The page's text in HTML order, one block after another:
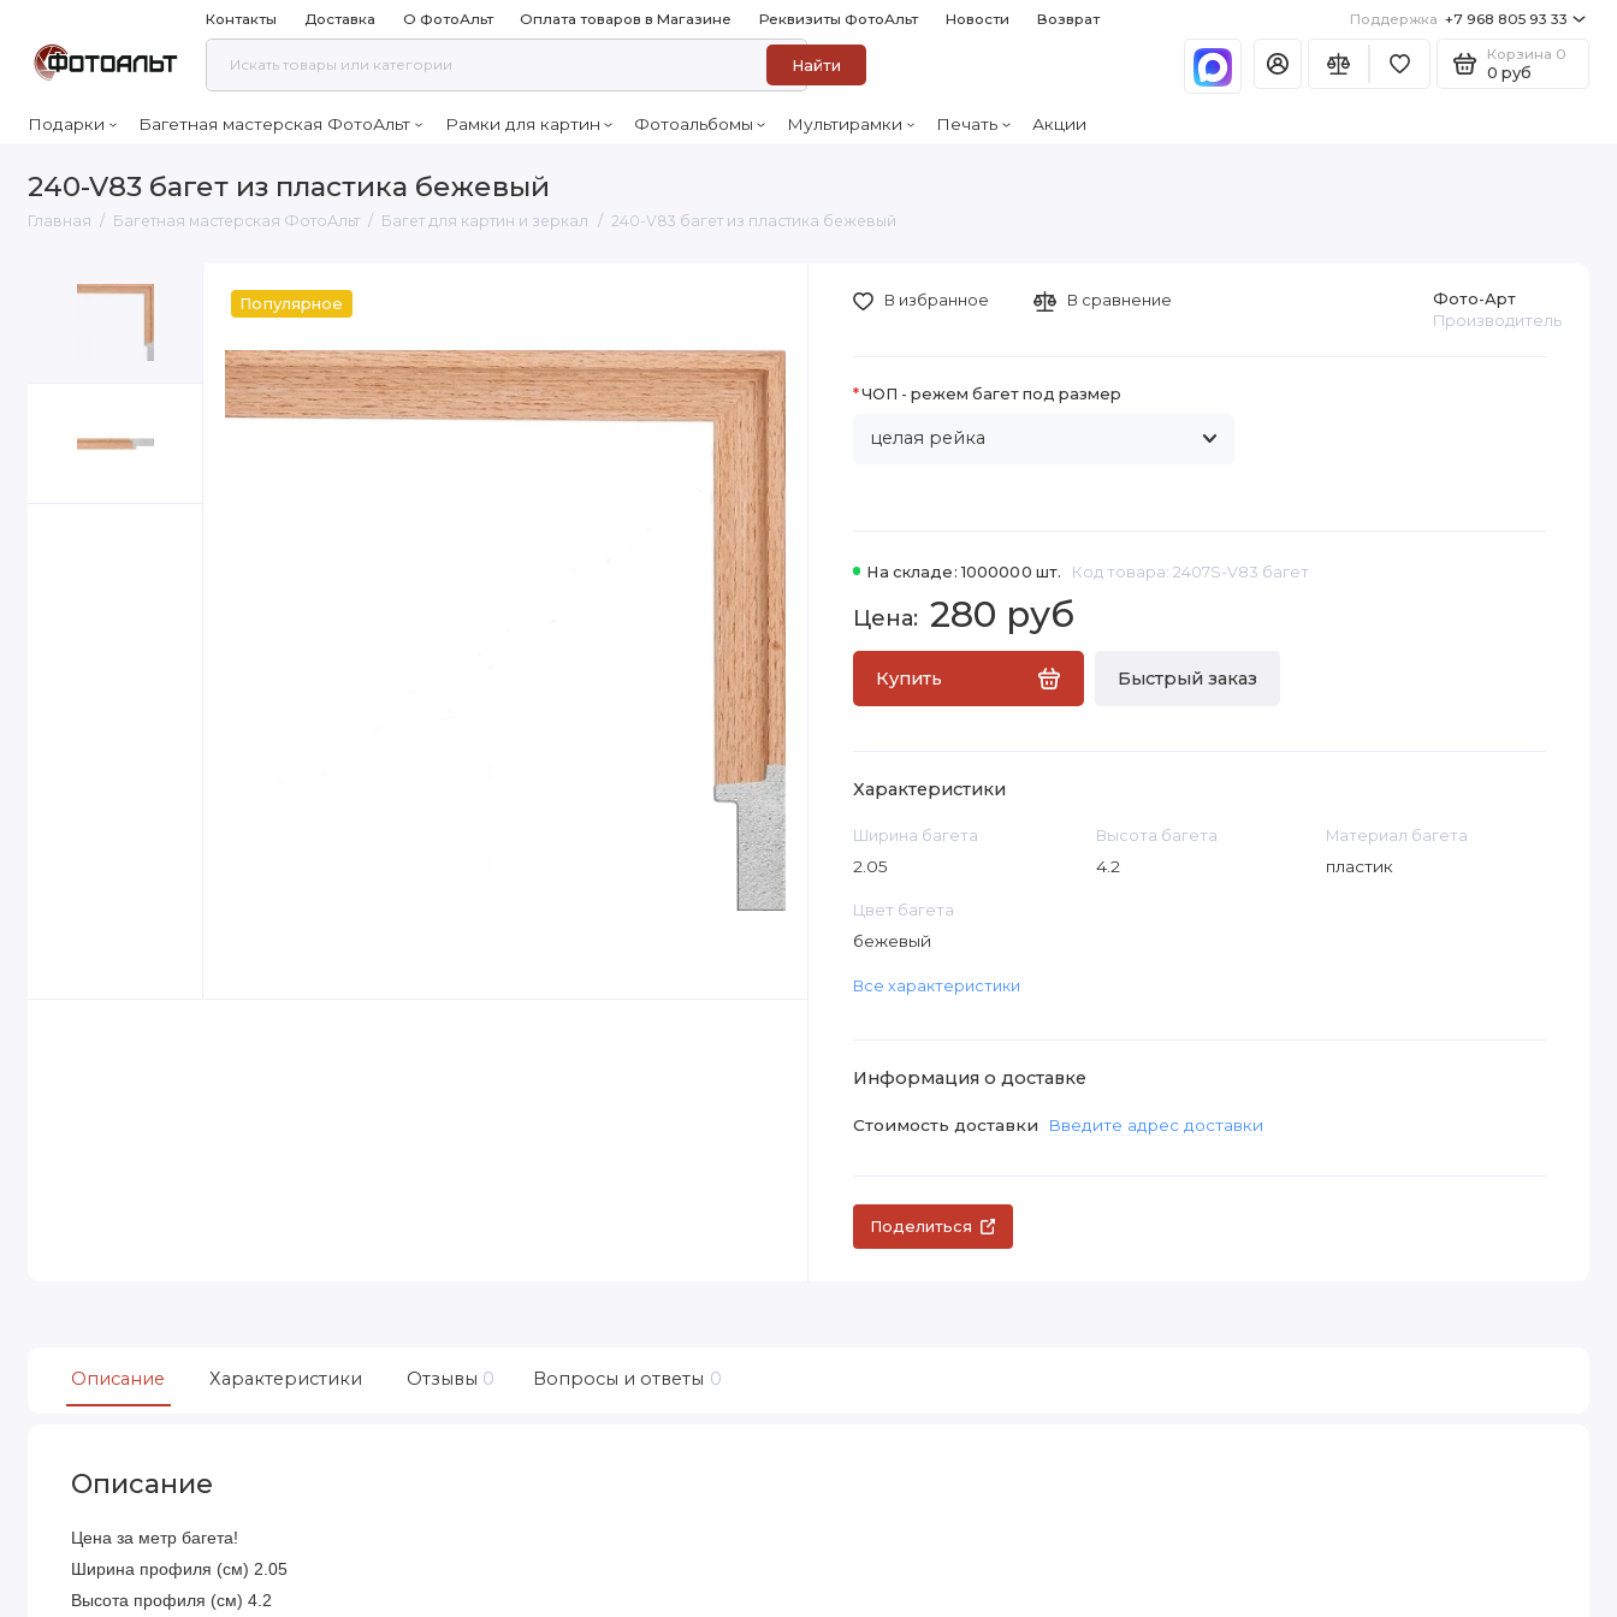
Контакты Доставка О ФотоАльт Оплата товаров в Магазине Реквизиты ФотоАльт Новости Возврат Поддержка +7 968 805 93 33
Найти
Корзина 0
0 руб
Подарки Багетная мастерская ФотоАльт Рамки для картин Фотоальбомы Мультирамки Печать Акции
240-V83 багет из пластика бежевый
Главная Багетная мастерская ФотоАльт Багет для картин и зеркал 240-V83 багет из пластика бежевый
Популярное
На складе: 1000000 шт. Код товара: 2407S-V83 багет
Фото-Арт
Производитель
280 руб
Купить Быстрый заказ
В избранное В сравнение
ЧОП - режем багет под размер
Характеристики
Ширина багета
2.05
Высота багета
4.2
Материал багета
пластик
Цвет багета
бежевый
Все характеристики
Информация о доставке
Стоимость доставки Введите адрес доставки
Поделиться
Описание Характеристики Отзывы 0 Вопросы и ответы 0
Описание
Цена за метр багета!
Ширина профиля (см) 2.05
Высота профиля (см) 4.2